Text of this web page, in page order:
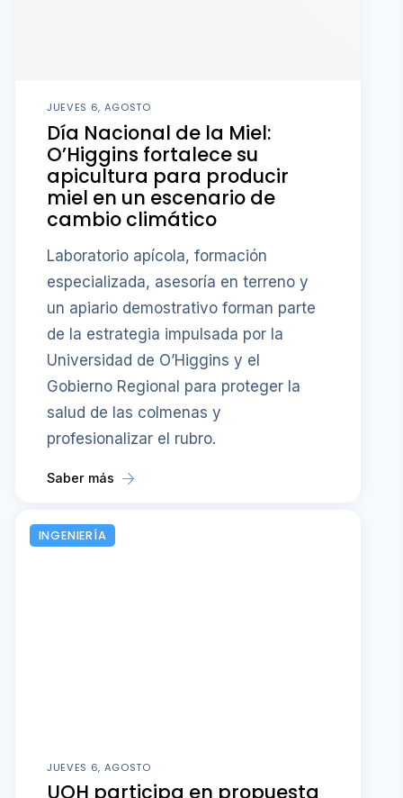
JUEVES 6, AGOSTO
Día Nacional de la Miel:
O’Higgins fortalece su
apicultura para producir
miel en un escenario de
cambio climático
Laboratorio apícola, formación
especializada, asesoría en terreno y
un apiario demostrativo forman parte
de la estrategia impulsada por la
Universidad de O’Higgins y el
Gobierno Regional para proteger la
salud de las colmenas y
profesionalizar el rubro.
Saber más
INGENIERÍA
JUEVES 6, AGOSTO
UOH participa en propuesta